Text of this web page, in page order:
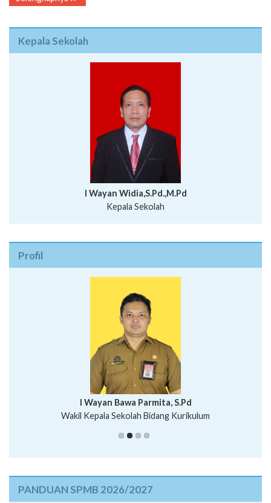
Kepala Sekolah
I Wayan Widia,S.Pd.,M.Pd
Kepala Sekolah
Profil
Putu Suhartana, S.Pd.
I Wayan Bawa Parmita, S.Pd
Wakil Kepala Sekolah Bidang Kurikulum
I Wayan Gede Aditya Pratita, S.Pd., M.Sn
Ni Wayan Nopi Sutantri, S.Pd.
PANDUAN SPMB 2026/2027